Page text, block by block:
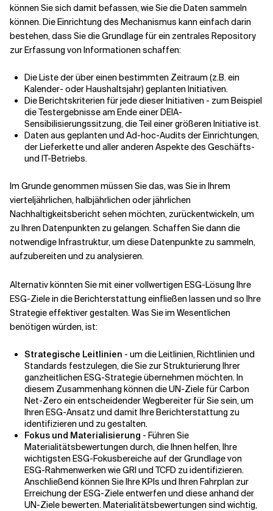
können Sie sich damit befassen, wie Sie die Daten sammeln
können. Die Einrichtung des Mechanismus kann einfach darin
bestehen, dass Sie die Grundlage für ein zentrales Repository
zur Erfassung von Informationen schaffen:
Die Liste der über einen bestimmten Zeitraum (z.B. ein
Kalender- oder Haushaltsjahr) geplanten Initiativen.
Die Berichtskriterien für jede dieser Initiativen - zum Beispiel
die Testergebnisse am Ende einer DEIA-
Sensibilisierungssitzung, die Teil einer größeren Initiative ist.
Daten aus geplanten und Ad-hoc-Audits der Einrichtungen,
der Lieferkette und aller anderen Aspekte des Geschäfts-
und IT-Betriebs.
Im Grunde genommen müssen Sie das, was Sie in Ihrem
vierteljährlichen, halbjährlichen oder jährlichen
Nachhaltigkeitsbericht sehen möchten, zurückentwickeln, um
zu Ihren Datenpunkten zu gelangen. Schaffen Sie dann die
notwendige Infrastruktur, um diese Datenpunkte zu sammeln,
aufzubereiten und zu analysieren.
Alternativ könnten Sie mit einer vollwertigen ESG-Lösung Ihre
ESG-Ziele in die Berichterstattung einfließen lassen und so Ihre
Strategie effektiver gestalten. Was Sie im Wesentlichen
benötigen würden, ist:
Strategische Leitlinien - um die Leitlinien, Richtlinien und
Standards festzulegen, die Sie zur Strukturierung Ihrer
ganzheitlichen ESG-Strategie übernehmen möchten. In
diesem Zusammenhang können die UN-Ziele für Carbon
Net-Zero ein entscheidender Wegbereiter für Sie sein, um
Ihren ESG-Ansatz und damit Ihre Berichterstattung zu
identifizieren und zu gestalten.
Fokus und Materialisierung - Führen Sie
Materialitätsbewertungen durch, die Ihnen helfen, Ihre
wichtigsten ESG-Fokusbereiche auf der Grundlage von
ESG-Rahmenwerken wie GRI und TCFD zu identifizieren.
Anschließend können Sie Ihre KPIs und Ihren Fahrplan zur
Erreichung der ESG-Ziele entwerfen und diese anhand der
UN-Ziele bewerten. Materialitätsbewertungen sind wichtig,